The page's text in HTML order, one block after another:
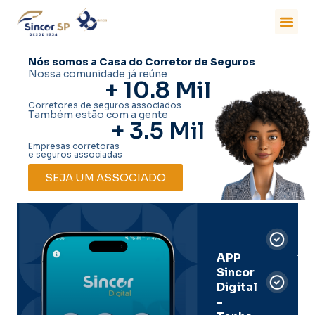
Nós somos a Casa do Corretor de Seguros
Nossa comunidade já reúne
+ 10.8 Mil
Corretores de seguros associados
Também estão com a gente
+ 3.5 Mil
Empresas corretoras
e seguros associadas
SEJA UM ASSOCIADO
APP
Sincor
Digital
-